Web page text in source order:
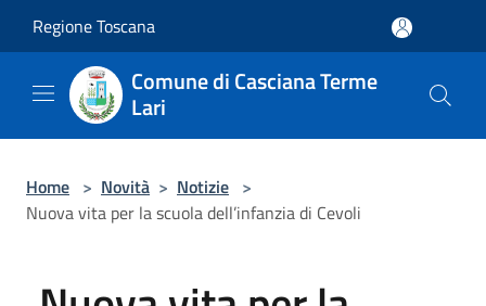
Regione Toscana
Comune di Casciana Terme
Lari
Home > Novità > Notizie >
Nuova vita per la scuola dell’infanzia di Cevoli